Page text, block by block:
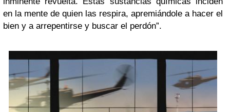
en la mente de quien las respira, apremiándole a hacer el
bien y a arrepentirse y buscar el perdón”.